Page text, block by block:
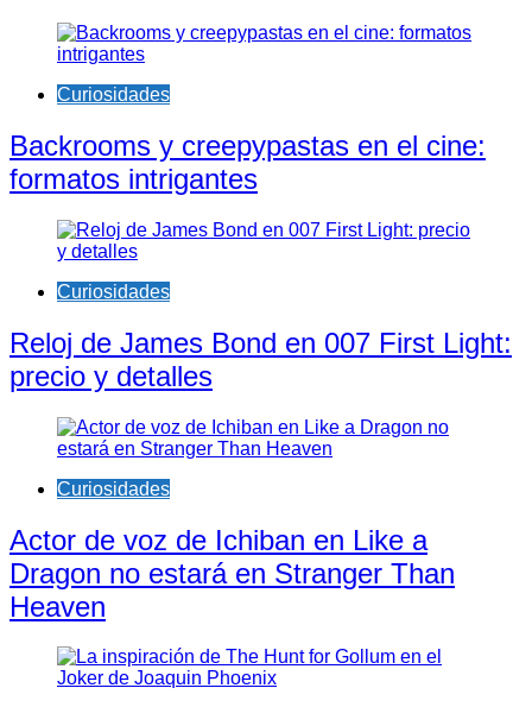
Curiosidades
Backrooms y creepypastas en el cine:
formatos intrigantes
Curiosidades
Reloj de James Bond en 007 First Light:
precio y detalles
Curiosidades
Actor de voz de Ichiban en Like a
Dragon no estará en Stranger Than
Heaven